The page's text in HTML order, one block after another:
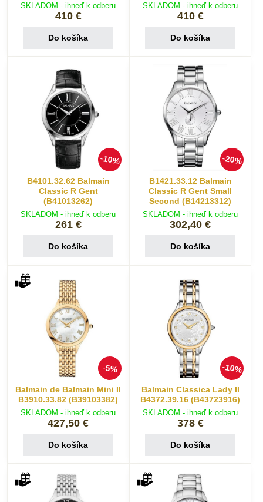
SKLADOM - ihneď k odberu
410 €
Do košíka
SKLADOM - ihneď k odberu
410 €
Do košíka
10%
B4101.32.62 Balmain
Classic R Gent
(B41013262)
SKLADOM - ihneď k odberu
261 €
Do košíka
20%
B1421.33.12 Balmain
Classic R Gent Small
Second (B14213312)
SKLADOM - ihneď k odberu
302,40 €
Do košíka
5%
Balmain de Balmain Mini II
B3910.33.82 (B39103382)
SKLADOM - ihneď k odberu
427,50 €
Do košíka
10%
Balmain Classica Lady II
B4372.39.16 (B43723916)
SKLADOM - ihneď k odberu
378 €
Do košíka